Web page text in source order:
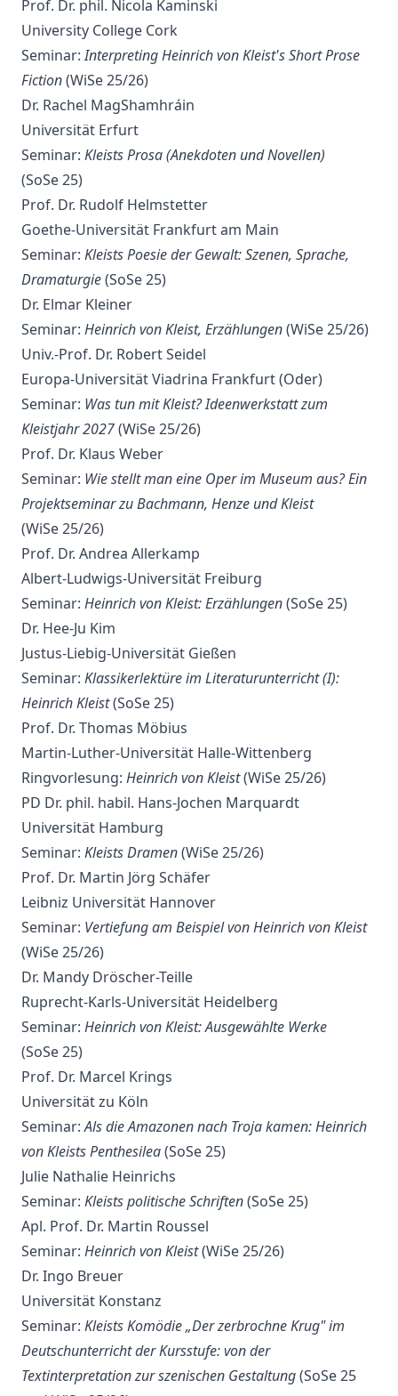
Prof. Dr. phil. Nicola Kaminski
University College Cork
Seminar:Interpreting Heinrich von Kleist's Short Prose
Fiction(WiSe 25/26)
Dr. Rachel MagShamhráin
Universität Erfurt
Seminar: Kleists Prosa (Anekdoten und Novellen)
(SoSe 25)
Prof. Dr. Rudolf Helmstetter
Goethe-Universität Frankfurt am Main
Seminar: Kleists Poesie der Gewalt: Szenen, Sprache,
Dramaturgie(SoSe 25)
Dr. Elmar Kleiner
Seminar: Heinrich von Kleist, Erzählungen(WiSe 25/26)
Univ.-Prof. Dr. Robert Seidel
Europa-Universität Viadrina Frankfurt (Oder)
Seminar: Was tun mit Kleist? Ideenwerkstatt zum
Kleistjahr 2027(WiSe 25/26)
Prof. Dr. Klaus Weber
Seminar: Wie stellt man eine Oper im Museum aus? Ein
Projektseminar zu Bachmann, Henze und Kleist
(WiSe 25/26)
Prof. Dr. Andrea Allerkamp
Albert-Ludwigs-Universität Freiburg
Seminar: Heinrich von Kleist: Erzählungen(SoSe 25)
Dr. Hee-Ju Kim
Justus-Liebig-Universität Gießen
Seminar: Klassikerlektüre im Literaturunterricht (I):
Heinrich Kleist(SoSe 25)
Prof. Dr. Thomas Möbius
Martin-Luther-Universität Halle-Wittenberg
Ringvorlesung: Heinrich von Kleist(WiSe 25/26)
PD Dr. phil. habil. Hans-Jochen Marquardt
Universität Hamburg
Seminar: Kleists Dramen(WiSe 25/26)
Prof. Dr. Martin Jörg Schäfer
Leibniz Universität Hannover
Seminar: Vertiefung am Beispiel von Heinrich von Kleist
(WiSe 25/26)
Dr. Mandy Dröscher-Teille
Ruprecht-Karls-Universität Heidelberg
Seminar: Heinrich von Kleist: Ausgewählte Werke
(SoSe 25)
Prof. Dr. Marcel Krings
Universität zu Köln
Seminar:Als die Amazonen nach Troja kamen: Heinrich
von Kleists Penthesilea(SoSe 25)
Julie Nathalie Heinrichs
Seminar: Kleists politische Schriften(SoSe 25)
Apl. Prof. Dr. Martin Roussel
Seminar: Heinrich von Kleist(WiSe 25/26)
Dr. Ingo Breuer
Universität Konstanz
Seminar: Kleists Komödie „Der zerbrochne Krug" im
Deutschunterricht der Kursstufe: von der
Textinterpretation zur szenischen Gestaltung(SoSe 25